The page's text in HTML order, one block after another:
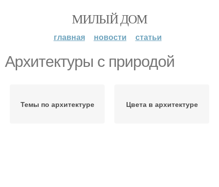
МИЛЫЙ ДОМ
главная новости статьи
Архитектуры с природой
Темы по архитектуре Цвета в архитектуре